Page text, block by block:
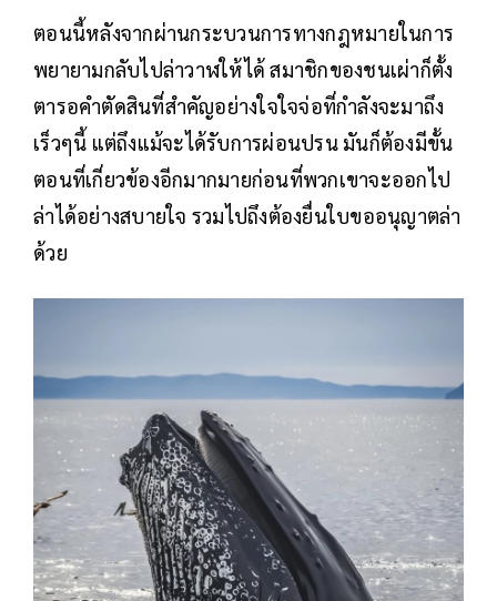
ตอนนี้หลังจากผ่านกระบวนการทางกฎหมายในการ
พยายามกลับไปล่าวาฬให้ได้ สมาชิกของชนเผ่าก็ตั้ง
ตารอคำตัดสินที่สำคัญอย่างใจใจจ่อที่กำลังจะมาถึง
เร็วๆนี้ แต่ถึงแม้จะได้รับการผ่อนปรน มันก็ต้องมีขั้น
ตอนที่เกี่ยวข้องอีกมากมายก่อนที่พวกเขาจะออกไป
ล่าได้อย่างสบายใจ รวมไปถึงต้องยื่นใบขออนุญาตล่า
ด้วย